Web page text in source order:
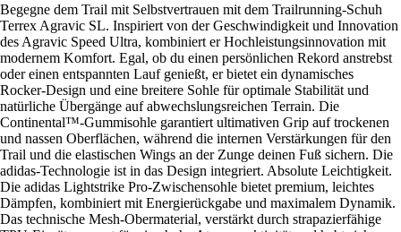
Begegne dem Trail mit Selbstvertrauen mit dem Trailrunning-Schuh
Terrex Agravic SL. Inspiriert von der Geschwindigkeit und Innovation
des Agravic Speed Ultra, kombiniert er Hochleistungsinnovation mit
modernem Komfort. Egal, ob du einen persönlichen Rekord anstrebst
oder einen entspannten Lauf genießt, er bietet ein dynamisches
Rocker-Design und eine breitere Sohle für optimale Stabilität und
natürliche Übergänge auf abwechslungsreichen Terrain. Die
Continental™-Gummisohle garantiert ultimativen Grip auf trockenen
und nassen Oberflächen, während die internen Verstärkungen für den
Trail und die elastischen Wings an der Zunge deinen Fuß sichern. Die
adidas-Technologie ist in das Design integriert. Absolute Leichtigkeit.
Die adidas Lightstrike Pro-Zwischensohle bietet premium, leichtes
Dämpfen, kombiniert mit Energierückgabe und maximalem Dynamik.
Das technische Mesh-Obermaterial, verstärkt durch strapazierfähige